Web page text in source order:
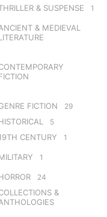
& SUSPENSE 1
& MEDIEVAL
FICTION 29
5
CENTURY 1
1
24
&